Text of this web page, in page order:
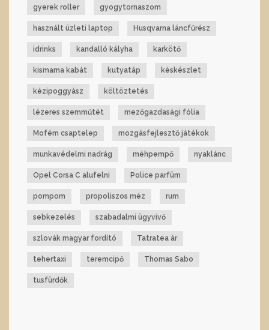
gyerek roller gyogytornaszom
használt üzleti laptop Husqvarna láncfűrész
idrinks kandalló kályha karkötő
kismama kabát kutyatáp késkészlet
kézipoggyász költöztetés
lézeres szemműtét mezőgazdasági fólia
Mofém csaptelep mozgásfejlesztő játékok
munkavédelmi nadrág méhpempő nyaklánc
Opel Corsa C alufelni Police parfüm
pompom propoliszos méz rum
sebkezelés szabadalmi ügyvivő
szlovák magyar fordító Tatratea ár
tehertaxi teremcipő Thomas Sabo
tusfürdők